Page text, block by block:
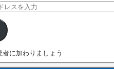
者に加わりましょう